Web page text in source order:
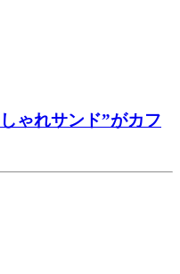
ゃれサンド”がカフ